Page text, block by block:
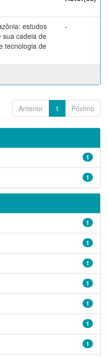
estudos
sua cadeia de
tecnologia de
-
Anterior 1 Póximo
1
1
1
1
1
1
1
1
1